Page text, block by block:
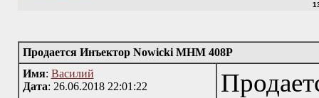
Продается Инъектор Nowicki МНМ 408P
Имя: Василий
Дата: 26.06.2018 22:01:22